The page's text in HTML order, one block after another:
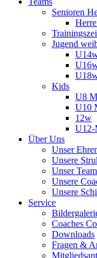
Senioren
Jugend
Kids
U8
U10
12w
Über Uns
Unser
Unsere
Unser Team
Unsere
Unsere
Service
Coaches
Downloads
Fragen &